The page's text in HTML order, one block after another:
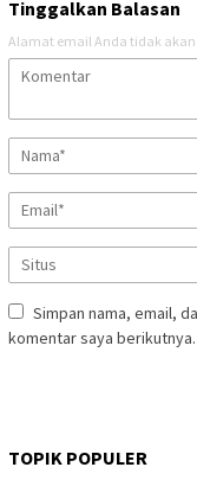
Tinggalkan Balasan
Alamat email Anda tidak
Simpan nama, email,
komentar saya berikutnya.
TOPIK POPULER